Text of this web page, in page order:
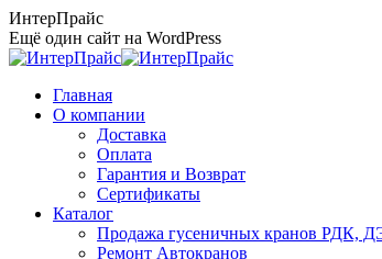
Перейти
к
содержанию
ИнтерПрайс
Ещё один сайт на WordPress
Главная
О компании
Доставка
Оплата
Гарантия и Возврат
Сертификаты
Каталог
Продажа гусеничных кранов РДК,
Ремонт Автокранов